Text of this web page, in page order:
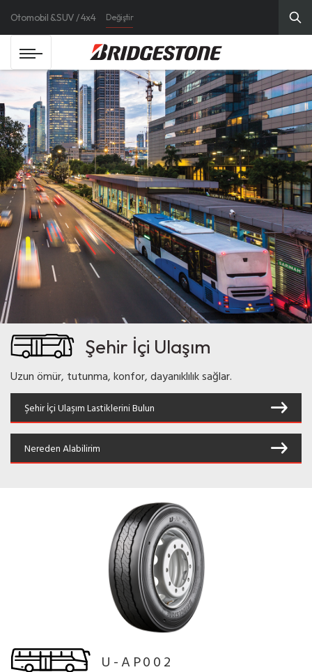
Otomobil & SUV / 4x4 Değiştir
Şehir İçi Ulaşım
Uzun ömür, tutunma, konfor, dayanıklılık sağlar.
Şehir İçi Ulaşım Lastiklerini Bulun
Nereden Alabilirim
U-AP002